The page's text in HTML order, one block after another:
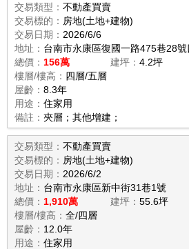
交易類型： 不動產買賣
交易標的： 房地(土地+建物)
交易日期： 2026/6/6
地址： 台南市永康區復國一路475巷28
總價： 156萬 建坪： 4.2坪
樓層/樓高： 四層/五層
屋齡： 8.3年
用途： 住家用
備註： 夾層；其他增建；
交易類型： 不動產買賣
交易標的： 房地(土地+建物)
交易日期： 2026/6/2
地址： 台南市永康區新中街31巷1號
總價： 1,910萬 建坪： 55.6坪
樓層/樓高： 全/四層
屋齡： 12.0年
用途： 住家用